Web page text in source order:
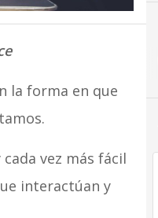
la forma en que
vez más fácil
interactúan y